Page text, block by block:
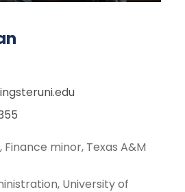
Finance minor, Texas A&M
University of